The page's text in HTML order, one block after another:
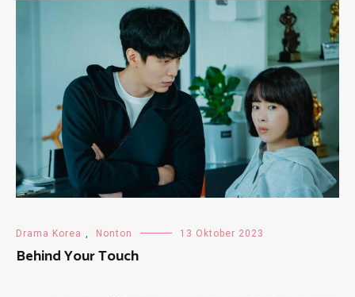
Drama Korea , Nonton 13 Oktober 2023
Behind Your Touch